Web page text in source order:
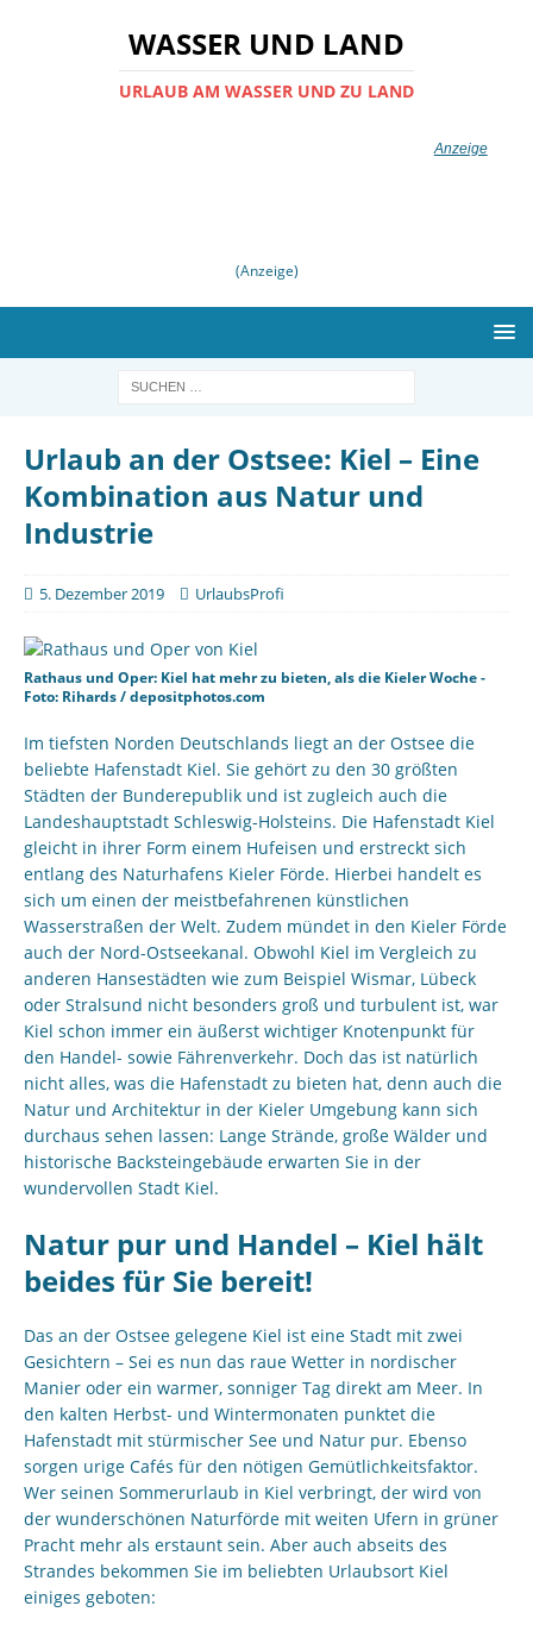
WASSER UND LAND
URLAUB AM WASSER UND ZU LAND
(Anzeige)
Urlaub an der Ostsee: Kiel – Eine
Kombination aus Natur und
Industrie
5. Dezember 2019 UrlaubsProfi
Rathaus und Oper: Kiel hat mehr zu bieten, als die Kieler Woche -
Foto: Rihards / depositphotos.com
Im tiefsten Norden Deutschlands liegt an der Ostsee die
beliebte Hafenstadt Kiel. Sie gehört zu den 30 größten
Städten der Bunderepublik und ist zugleich auch die
Landeshauptstadt Schleswig-Holsteins. Die Hafenstadt Kiel
gleicht in ihrer Form einem Hufeisen und erstreckt sich
entlang des Naturhafens Kieler Förde. Hierbei handelt es
sich um einen der meistbefahrenen künstlichen
Wasserstraßen der Welt. Zudem mündet in den Kieler Förde
auch der Nord-Ostseekanal. Obwohl Kiel im Vergleich zu
anderen Hansestädten wie zum Beispiel Wismar, Lübeck
oder Stralsund nicht besonders groß und turbulent ist, war
Kiel schon immer ein äußerst wichtiger Knotenpunkt für
den Handel- sowie Fährenverkehr. Doch das ist natürlich
nicht alles, was die Hafenstadt zu bieten hat, denn auch die
Natur und Architektur in der Kieler Umgebung kann sich
durchaus sehen lassen: Lange Strände, große Wälder und
historische Backsteingebäude erwarten Sie in der
wundervollen Stadt Kiel.
Natur pur und Handel – Kiel hält
beides für Sie bereit!
Das an der Ostsee gelegene Kiel ist eine Stadt mit zwei
Gesichtern – Sei es nun das raue Wetter in nordischer
Manier oder ein warmer, sonniger Tag direkt am Meer. In
den kalten Herbst- und Wintermonaten punktet die
Hafenstadt mit stürmischer See und Natur pur. Ebenso
sorgen urige Cafés für den nötigen Gemütlichkeitsfaktor.
Wer seinen Sommerurlaub in Kiel verbringt, der wird von
der wunderschönen Naturförde mit weiten Ufern in grüner
Pracht mehr als erstaunt sein. Aber auch abseits des
Strandes bekommen Sie im beliebten Urlaubsort Kiel
einiges geboten: